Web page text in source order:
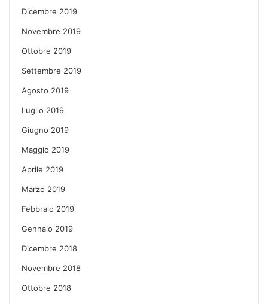
Dicembre 2019
Novembre 2019
Ottobre 2019
Settembre 2019
Agosto 2019
Luglio 2019
Giugno 2019
Maggio 2019
Aprile 2019
Marzo 2019
Febbraio 2019
Gennaio 2019
Dicembre 2018
Novembre 2018
Ottobre 2018